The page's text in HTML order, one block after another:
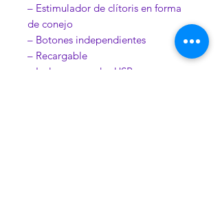
– Estimulador de clítoris en forma
de conejo
– Botones independientes
– Recargable
– Incluye cargador USB